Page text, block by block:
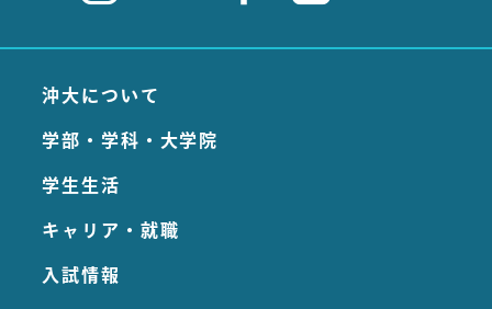
沖大について
学部・学科・大学院
学生生活
キャリア・就職
入試情報